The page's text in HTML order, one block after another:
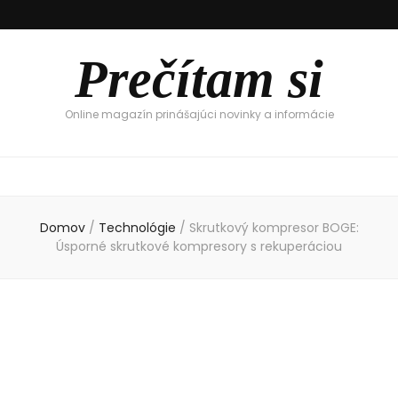
Prečítam si
Online magazín prinášajúci novinky a informácie
Domov / Technológie / Skrutkový kompresor BOGE:
Úsporné skrutkové kompresory s rekuperáciou